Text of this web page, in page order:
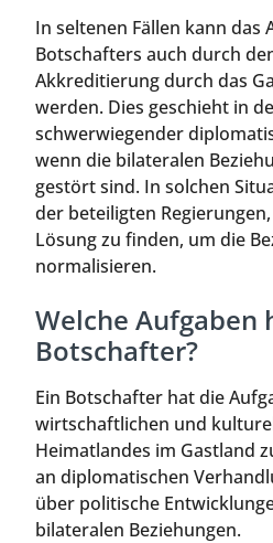
In seltenen Fällen kann das
Botschafters auch durch
Akkreditierung durch das
werden. Dies geschieht in
schwerwiegender
wenn die bilateralen
gestört sind. In solchen
der beteiligten
Lösung zu finden, um die
normalisieren.
Welche Aufgaben
Botschafter?
Ein Botschafter hat die
wirtschaftlichen und
Heimatlandes im Gastland
an diplomatischen
über politische
bilateralen Beziehungen.